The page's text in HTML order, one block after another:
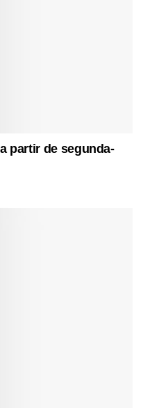
partir de segunda-